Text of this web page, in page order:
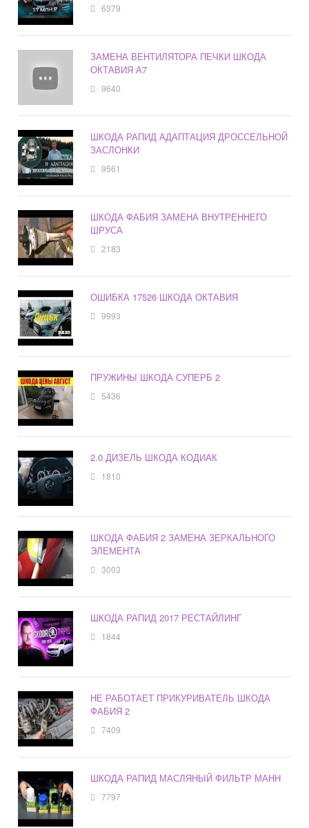
6379
ЗАМЕНА ВЕНТИЛЯТОРА ПЕЧКИ ШКОДА
ОКТАВИЯ А7
9640
ШКОДА РАПИД АДАПТАЦИЯ ДРОССЕЛЬНОЙ
ЗАСЛОНКИ
9561
ШКОДА ФАБИЯ ЗАМЕНА ВНУТРЕННЕГО
ШРУСА
2183
ОШИБКА 17526 ШКОДА ОКТАВИЯ
9993
ПРУЖИНЫ ШКОДА СУПЕРБ 2
5436
2.0 ДИЗЕЛЬ ШКОДА КОДИАК
1810
ШКОДА ФАБИЯ 2 ЗАМЕНА ЗЕРКАЛЬНОГО
ЭЛЕМЕНТА
3003
ШКОДА РАПИД 2017 РЕСТАЙЛИНГ
1844
НЕ РАБОТАЕТ ПРИКУРИВАТЕЛЬ ШКОДА
ФАБИЯ 2
7409
ШКОДА РАПИД МАСЛЯНЫЙ ФИЛЬТР МАНН
7797